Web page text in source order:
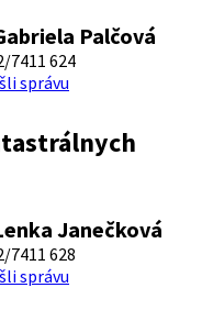
Palčová
7411 624
správu
Janečková
7411 628
správu